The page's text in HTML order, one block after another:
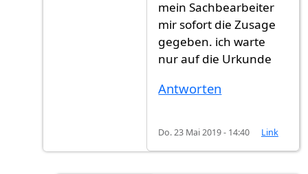
mein Sachbearbeiter
mir sofort die Zusage
gegeben. ich warte
nur auf die Urkunde
Antworten
Do. 23 Mai 2019 - 14:40 Link